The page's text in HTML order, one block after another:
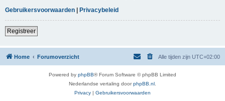
Gebruikersvoorwaarden | Privacybeleid
Registreer
Home Forumoverzicht Alle tijden zijn UTC+02:00
Powered by phpBB® Forum Software © phpBB Limited
Nederlandse vertaling doorphpBB.nl
Privacy | Gebruikersvoorwaarden